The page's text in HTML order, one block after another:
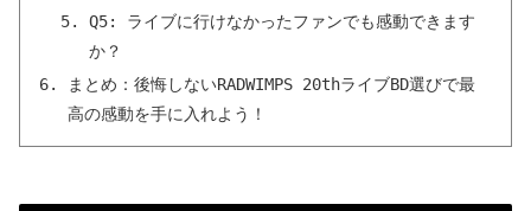
Q5: ライブに行けなかったファンでも感動できます
か？
まとめ：後悔しないRADWIMPS 20thライブBD選びで最
高の感動を手に入れよう！